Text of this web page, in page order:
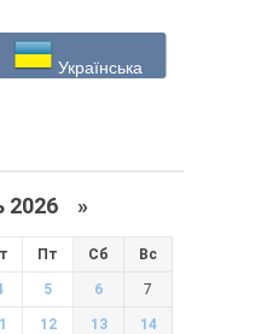
Українська
2026 »
Пт Сб Вс
5 6 7
12 13 14